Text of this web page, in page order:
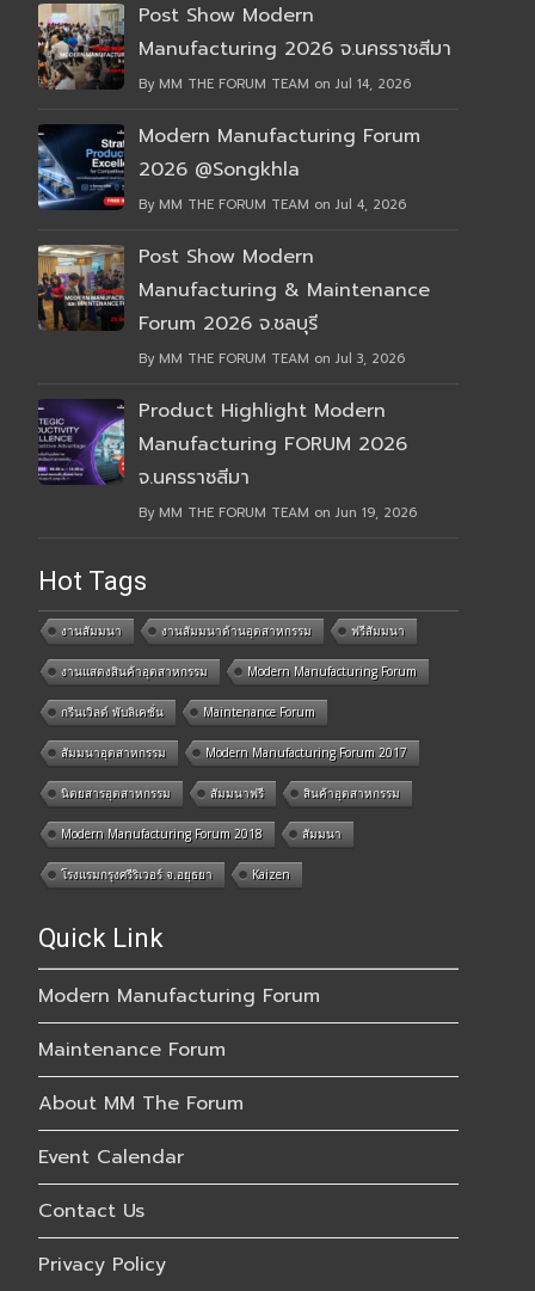
Post Show Modern
Manufacturing 2026 จ.นครราชสีมา
By MM THE FORUM TEAM on Jul 14, 2026
Modern Manufacturing Forum
2026 @Songkhla
By MM THE FORUM TEAM on Jul 4, 2026
Post Show Modern
Manufacturing & Maintenance
Forum 2026 จ.ชลบุรี
By MM THE FORUM TEAM on Jul 3, 2026
Product Highlight Modern
Manufacturing FORUM 2026
จ.นครราชสีมา
By MM THE FORUM TEAM on Jun 19, 2026
Hot Tags
งานสัมมนา งานสัมมนาด้านอุตสาหกรรม ฟรีสัมมนา
งานแสดงสินค้าอุตสาหกรรม Modern Manufacturing Forum
กรีนเวิลด์ พับลิเคชั่น Maintenance Forum
สัมมนาอุตสาหกรรม Modern Manufacturing Forum 2017
นิตยสารอุตสาหกรรม สัมมนาฟรี สินค้าอุตสาหกรรม
Modern Manufacturing Forum 2018 สัมมนา
โรงแรมกรุงศรีริเวอร์ จ.อยุธยา Kaizen
Quick Link
Modern Manufacturing Forum
Maintenance Forum
About MM The Forum
Event Calendar
Contact Us
Privacy Policy